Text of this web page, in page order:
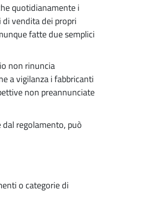
quotidianamente i
vendita dei propri
fatte due semplici
non rinuncia
a vigilanza i fabbricanti
non preannunciate
regolamento, può
o categorie di